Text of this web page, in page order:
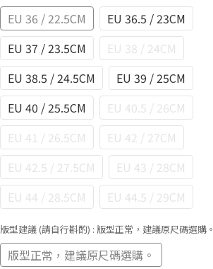
EU 36 / 22.5CM
EU 36.5 / 23CM
EU 37 / 23.5CM
EU 38 / 24CM
EU 38.5 / 24.5CM
EU 39 / 25CM
EU 40 / 25.5CM
EU 40.5 / 26CM
EU 41 / 26.5CM
EU 42 / 27CM
EU 42.5 / 27.5CM
EU 43 / 28CM
EU 44 / 28.5CM
EU 44.5 / 29CM
版型建議 (請自行斟酌) : 版型正常，建議原尺碼選購。
版型正常，建議原尺碼選購。